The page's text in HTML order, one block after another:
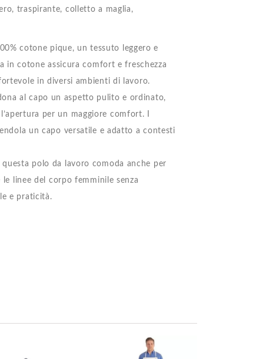
traspirante, colletto a maglia,
cotone pique, un tessuto leggero e
cotone assicura comfort e freschezza
in diversi ambienti di lavoro.
al capo un aspetto pulito e ordinato,
per un maggiore comfort. I
un capo versatile e adatto a contesti
polo da lavoro comoda anche per
linee del corpo femminile senza
e praticità.